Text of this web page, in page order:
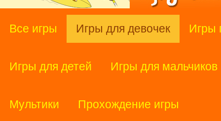
Все игры Игры для девочек Игры
Игры для детей Игры для мальчиков
Мультики Прохождение игры